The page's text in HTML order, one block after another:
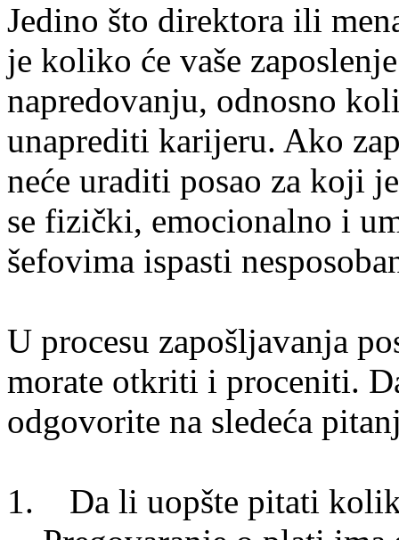
Jedino što direktora ili
je koliko će vaše
napredovanju, odnosno
unaprediti karijeru. Ako
neće uraditi posao za koji
se fizički, emocionalno i
šefovima ispasti
U procesu zapošljavanja
morate otkriti i proceniti.
odgovorite na sledeća
1. Da li uopšte pitati